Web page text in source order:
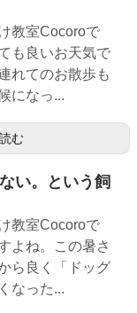
教室Cocoroで
も良いお天気で
れてのお散歩も
になっ...
む
い。という飼
教室Cocoroで
よね。この暑さ
ら良く「ドッグ
なった...